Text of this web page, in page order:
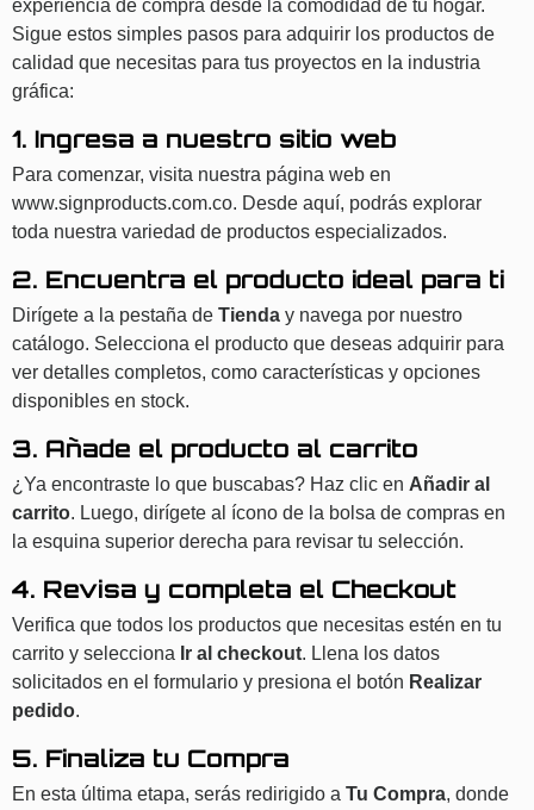
experiencia de compra desde la comodidad de tu hogar.
Sigue estos simples pasos para adquirir los productos de
calidad que necesitas para tus proyectos en la industria
gráfica:
1. Ingresa a nuestro sitio web
Para comenzar, visita nuestra página web en
www.signproducts.com.co. Desde aquí, podrás explorar
toda nuestra variedad de productos especializados.
2. Encuentra el producto ideal para ti
Dirígete a la pestaña de Tienda y navega por nuestro
catálogo. Selecciona el producto que deseas adquirir para
ver detalles completos, como características y opciones
disponibles en stock.
3. Añade el producto al carrito
¿Ya encontraste lo que buscabas? Haz clic en Añadir al
carrito. Luego, dirígete al ícono de la bolsa de compras en
la esquina superior derecha para revisar tu selección.
4. Revisa y completa el Checkout
Verifica que todos los productos que necesitas estén en tu
carrito y selecciona Ir al checkout. Llena los datos
solicitados en el formulario y presiona el botón Realizar
pedido.
5. Finaliza tu Compra
En esta última etapa, serás redirigido a Tu Compra, donde